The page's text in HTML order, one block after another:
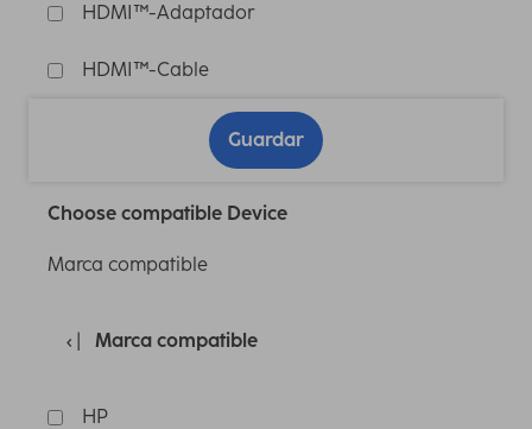
HDMI™-Adaptador
HDMI™-Cable
Guardar
Choose compatible Device
Marca compatible
Marca compatible
HP